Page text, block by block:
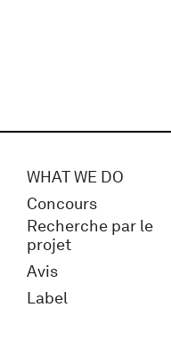
WHAT WE DO
Concours
Recherche par le
projet
Avis
Label